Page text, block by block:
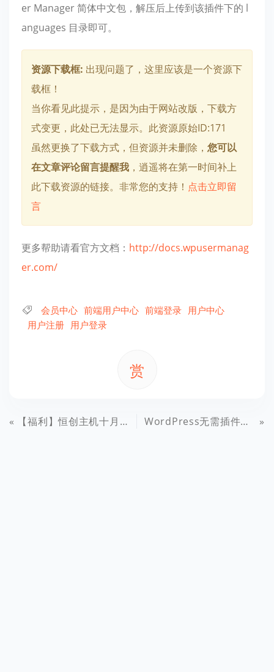
er Manager 简体中文包，解压后上传到该插件下的 l
anguages 目录即可。
资源下载框: 出现问题了，这里应该是一个资源下
载框！
当你看见此提示，是因为由于网站改版，下载方
式变更，此处已无法显示。此资源原始ID:171
虽然更换了下载方式，但资源并未删除， 您可以
在文章评论留言提醒我 ，逍遥将在第一时间补上
此下载资源的链接。非常您的支持！ 点击立即留
言
更多帮助请看官方文档： http://docs.wpusermanag
er.com/
会员中心 前端用户中心 前端登录 用户中心
用户注册 用户登录
赏
【福利】恒创主机十月新购主机，续费“0元” WordPress无需插件添加新用户注册页面验证码（极验验证）详细教程